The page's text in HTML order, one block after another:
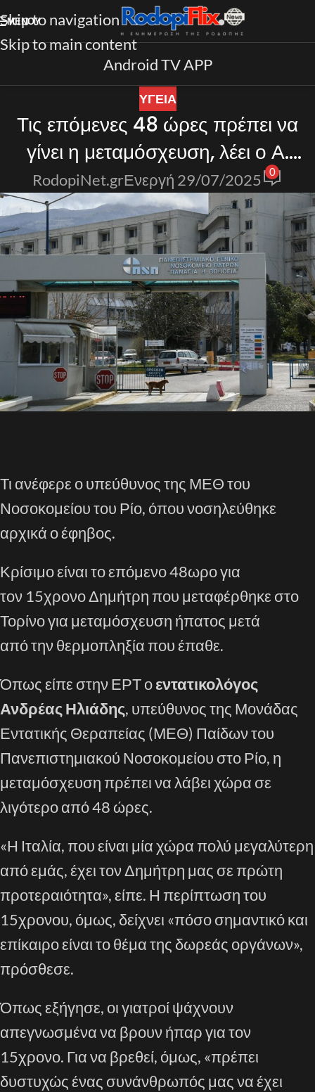
Skip to navigation
Skip to main content
ΜΕΝΟΎ
Android TV APP
ΥΓΕΙΑ
Τις επόμενες 48 ώρες πρέπει να
γίνει η μεταμόσχευση, λέει ο Α.
Ηλιάδης
RodopiNet.grΕνεργή 29/07/2025 0
Τι ανέφερε ο υπεύθυνος της ΜΕΘ του
Νοσοκομείου του Ρίο, όπου νοσηλεύθηκε
αρχικά ο έφηβος.
Κρίσιμο είναι το επόμενο 48ωρο για
τον 15χρονο Δημήτρη που μεταφέρθηκε στο
Τορίνο για μεταμόσχευση ήπατος μετά
από την θερμοπληξία που έπαθε.
Όπως είπε στην ΕΡΤ οεντατικολόγος
Ανδρέας Ηλιάδης, υπεύθυνος της Μονάδας
Εντατικής Θεραπείας (ΜΕΘ) Παίδων του
Πανεπιστημιακού Νοσοκομείου στο Ρίο, η
μεταμόσχευση πρέπει να λάβει χώρα σε
λιγότερο από 48 ώρες.
«Η Ιταλία, που είναι μία χώρα πολύ μεγαλύτερη
από εμάς, έχει τον Δημήτρη μας σε πρώτη
προτεραιότητα», είπε. Η περίπτωση του
15χρονου, όμως, δείχνει «πόσο σημαντικό και
επίκαιρο είναι το θέμα της δωρεάς οργάνων»,
πρόσθεσε.
Όπως εξήγησε, οι γιατροί ψάχνουν
απεγνωσμένα να βρουν ήπαρ για τον
15χρονο. Για να βρεθεί, όμως, «πρέπει
δυστυχώς ένας συνάνθρωπός μας να έχει